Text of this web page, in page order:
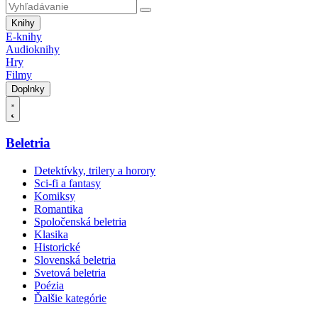
Knihy
E-knihy
Audioknihy
Hry
Filmy
Doplnky
Beletria
Detektívky, trilery a horory
Sci-fi a fantasy
Komiksy
Romantika
Spoločenská beletria
Klasika
Historické
Slovenská beletria
Svetová beletria
Poézia
Ďalšie kategórie